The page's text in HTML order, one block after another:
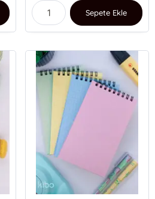
Sepete Ekle